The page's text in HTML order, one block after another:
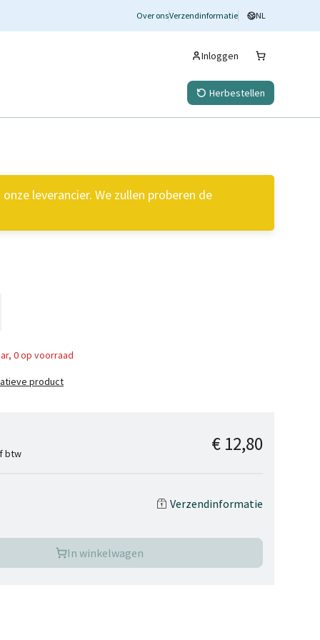
Over onsVerzendinformatie NL
Inloggen
Herbestellen
leverancier. We zullen proberen de
0 op voorraad
product
btw € 12,80
Verzendinformatie
In winkelwagen